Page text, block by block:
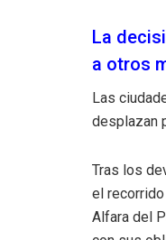
La
a otros
Las
desplazan
Tras los
el
Alfara del